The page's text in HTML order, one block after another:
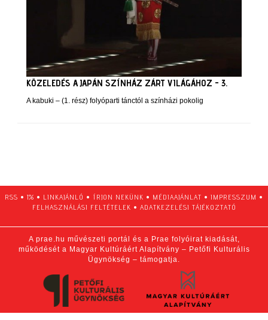
KÖZELEDÉS A JAPÁN SZÍNHÁZ ZÁRT VILÁGÁHOZ - 3.
A kabuki – (1. rész) folyóparti tánctól a színházi pokolig
RSS • 1% • LINKAJÁNLÓ • ÍRJON NEKÜNK • MÉDIAAJÁNLAT • IMPRESSZUM •
FELHASZNÁLÁSI FELTÉTELEK • ADATKEZELÉSI TÁJÉKOZTATÓ
A prae.hu művészeti portál és a Prae folyóirat kiadását,
működését a Magyar Kultúráért Alapítvány – Petőfi Kulturális
Ügynökség – támogatja.